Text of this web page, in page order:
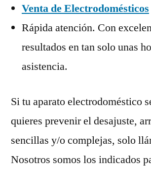
Venta de Electrodomésticos
Rápida atención. Con
resultados en tan solo unas
asistencia.
Si tu aparato electrodoméstico
quieres prevenir el desajuste,
sencillas y/o complejas, solo
Nosotros somos los indicados